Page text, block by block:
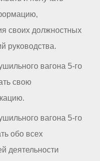
своих должностных
руководства.
вагона 5-го
свою
вагона 5-го
обо всех
деятельности